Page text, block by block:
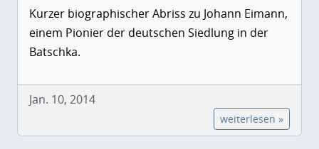
Kurzer biographischer Abriss zu Johann Eimann,
einem Pionier der deutschen Siedlung in der
Batschka.
Jan. 10, 2014
weiterlesen »